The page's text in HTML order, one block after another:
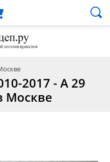
2017 - A 29
Москве